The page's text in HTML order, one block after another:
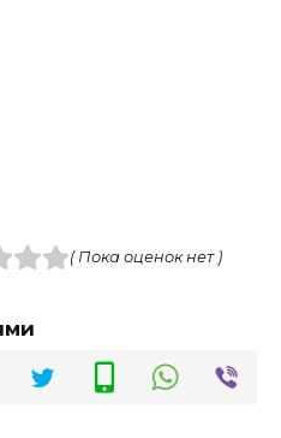
( Пока оценок нет )